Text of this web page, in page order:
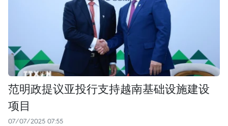
范明政提议亚投行支持越南基础设施建设
项目
07/07/2025 07:55